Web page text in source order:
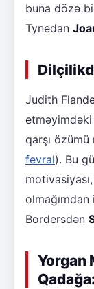
buna dözə
Tynedan
Judith
etməyimdəki
qarşı
fevral). Bu
Bordersdən
Yorgan